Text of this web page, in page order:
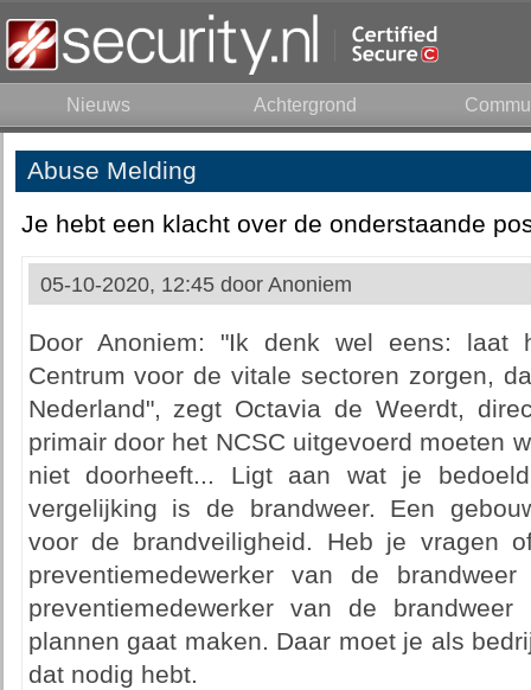
Nieuws Achtergrond
Abuse Melding
Je hebt een klacht over de onderstaande
05-10-2020, 12:45 door Anoniem
Door Anoniem: "Ik denk wel eens: laat
Centrum voor de vitale sectoren zorgen,
Nederland", zegt Octavia de Weerdt,
primair door het NCSC uitgevoerd moeten
niet doorheeft... Ligt aan wat je
vergelijking is de brandweer. Een
voor de brandveiligheid. Heb je vragen
preventiemedewerker van de
preventiemedewerker van de
plannen gaat maken. Daar moet je als
dat nodig hebt.